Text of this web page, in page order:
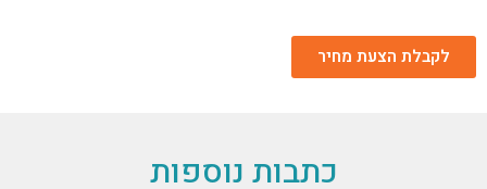
לקבלת הצעת מחיר
כתבות נוספות